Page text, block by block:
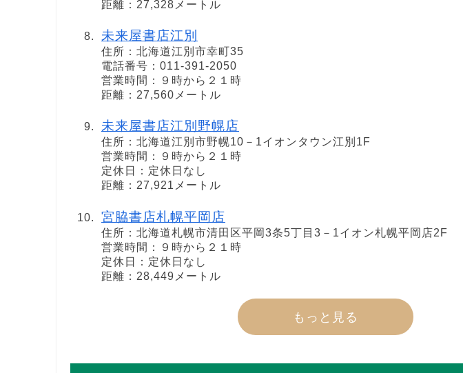
距離：27,328メートル
未来屋書店江別
住所：北海道江別市幸町35
電話番号：011-391-2050
営業時間：９時から２１時
距離：27,560メートル
未来屋書店江別野幌店
住所：北海道江別市野幌10－1イオンタウン江別1F
営業時間：９時から２１時
定休日：定休日なし
距離：27,921メートル
宮脇書店札幌平岡店
住所：北海道札幌市清田区平岡3条5丁目3－1イオン札幌平岡店2F
営業時間：９時から２１時
定休日：定休日なし
距離：28,449メートル
もっと見る